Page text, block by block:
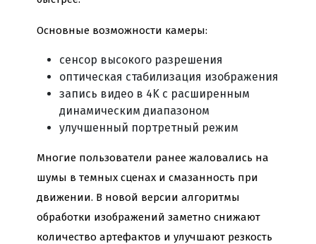
Основные возможности камеры:
сенсор высокого разрешения
оптическая стабилизация изображения
запись видео в 4K с расширенным
динамическим диапазоном
улучшенный портретный режим
Многие пользователи ранее жаловались на
шумы в темных сценах и смазанность при
движении. В новой версии алгоритмы
обработки изображений заметно снижают
количество артефактов и улучшают резкость